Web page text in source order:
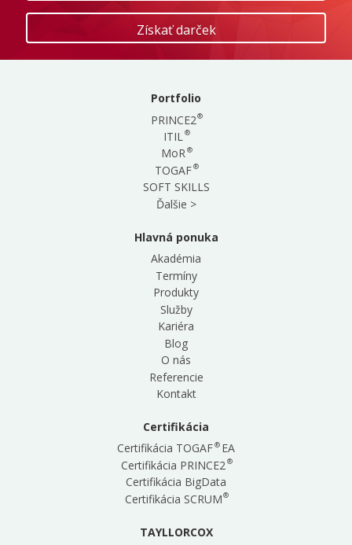
Portfolio
PRINCE2®
ITIL®
MoR®
TOGAF®
SOFT SKILLS
Ďalšie >
Hlavná ponuka
Akadémia
Termíny
Produkty
Služby
Kariéra
Blog
O nás
Referencie
Kontakt
Certifikácia
Certifikácia TOGAF®EA
Certifikácia PRINCE2®
Certifikácia BigData
Certifikácia SCRUM®
TAYLLORCOX